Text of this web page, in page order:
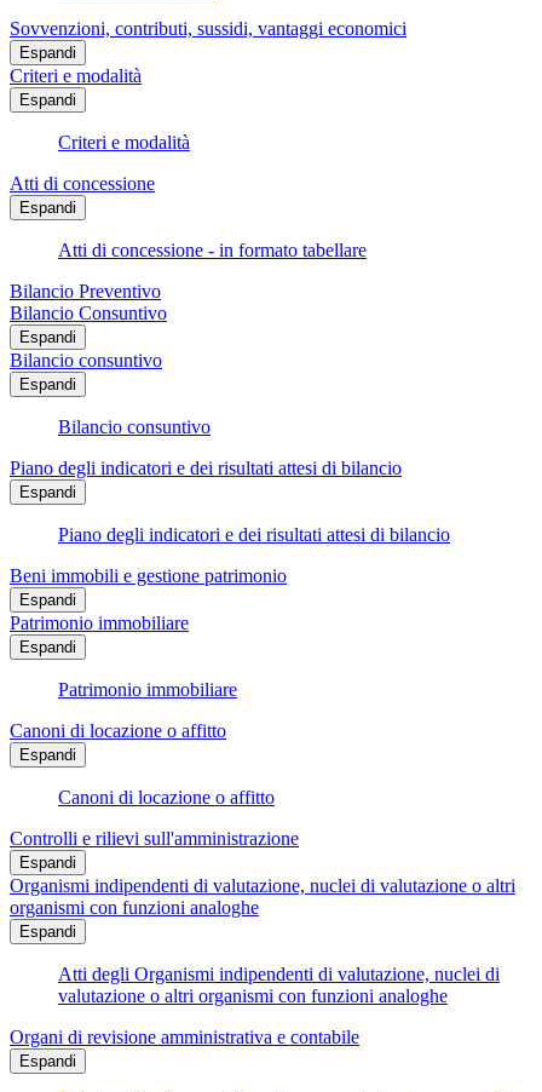
Sovvenzioni, contributi, sussidi, vantaggi economici
Espandi
Criteri e modalità
Espandi
Criteri e modalità
Atti di concessione
Espandi
Atti di concessione - in formato tabellare
Bilancio Preventivo
Bilancio Consuntivo
Espandi
Bilancio consuntivo
Espandi
Bilancio consuntivo
Piano degli indicatori e dei risultati attesi di bilancio
Espandi
Piano degli indicatori e dei risultati attesi di bilancio
Beni immobili e gestione patrimonio
Espandi
Patrimonio immobiliare
Espandi
Patrimonio immobiliare
Canoni di locazione o affitto
Espandi
Canoni di locazione o affitto
Controlli e rilievi sull'amministrazione
Espandi
Organismi indipendenti di valutazione, nuclei di valutazione o altri
organismi con funzioni analoghe
Espandi
Atti degli Organismi indipendenti di valutazione, nuclei di
valutazione o altri organismi con funzioni analoghe
Organi di revisione amministrativa e contabile
Espandi